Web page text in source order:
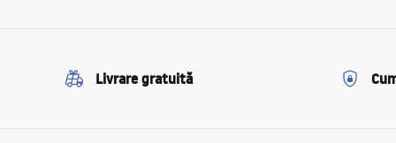
Livrare gratuită